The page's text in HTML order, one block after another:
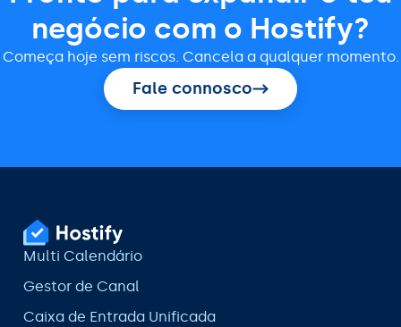
negócio com o Hostify?
Começa hoje sem riscos. Cancela a qualquer momento.
Fale connosco
Multi Calendário
Gestor de Canal
Caixa de Entrada Unificada